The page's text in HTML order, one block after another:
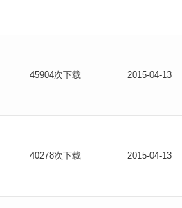
45904次下载 2015-04-13
40278次下载 2015-04-13